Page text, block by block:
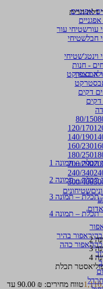
דלת הבית
שטיחי עור
שטיחי
שטיחי
80/150
120/170
140/190
160/230
180/250
200/290
240/340
300/400
שטיחונים
אדום
אפור בהיר
אפור כהה
חרדל
תכלת
טווח מחירים: ⁦90.00 ₪⁩ עד